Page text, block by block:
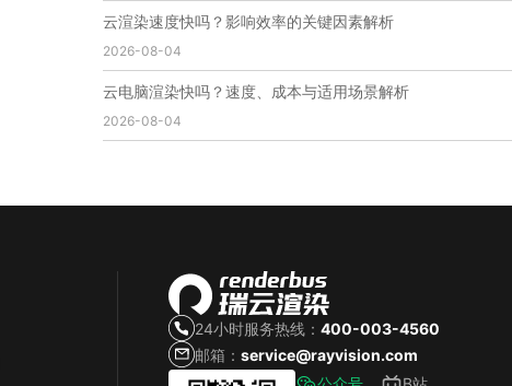
瑞云渲染大赛
3d渲染大赛
CG动画渲染大赛
瑞云渲染大赛报名页
瑞云渲染大赛奖项
瑞云渲染大赛历届大赛回顾
云渲染电脑
云渲染配置 云主机渲染
视频云渲染
实时渲染云
云渲染速度快吗？影响效率的关键因素解析
2026-08-04
云电脑渲染快吗？速度、成本与适用场景解析
2026-08-04
24小时服务热线：400-003-4560
邮箱：service@rayvision.com